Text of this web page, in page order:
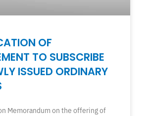
OF
TO SUBSCRIBE
ISSUED ORDINARY
Memorandum on the offering of